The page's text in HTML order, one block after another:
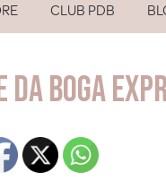
CLUB PDB
Boga